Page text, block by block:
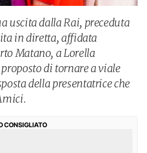
uscita dalla Rai, preceduta
in diretta, affidata
Matano, a Lorella
di tornare a viale
della presentatrice che
CONSIGLIATO